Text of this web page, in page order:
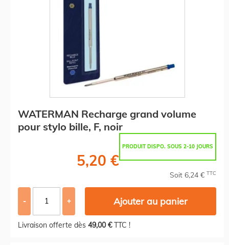
WATERMAN Recharge grand volume
pour stylo bille, F, noir
PRODUIT DISPO. SOUS 2-10 JOURS
5,20 €
Soit 6,24 € TTC
- + Ajouter au panier
Livraison offerte dès 49,00 €TTC !